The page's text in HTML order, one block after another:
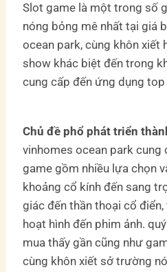
Slot game là một trong số
nóng bỏng mê nhất tại giá
ocean park, cùng khôn xiết
show khác biệt đến trong
cung cấp đến ứng dụng
Chủ đề phổ phát triển
vinhomes ocean park cung
game gồm nhiều lựa chọn
khoảng cổ kính đến sang
giác đến thần thoại cổ
hoạt hình đến phim ảnh.
mua thấy gần cũng như
cùng khôn xiết sở trường